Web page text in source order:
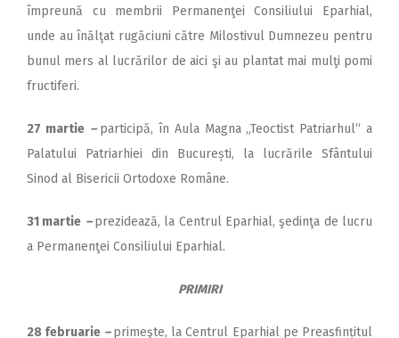
împreună cu membrii Permanenţei Consiliului Eparhial,
unde au înălţat rugăciuni către Milostivul Dumnezeu pentru
bunul mers al lucrărilor de aici şi au plantat mai mulţi pomi
fructiferi.
27 martie – participă, în Aula Magna „Teoctist Patriarhul“ a
Palatului Patriarhiei din București, la lucrările Sfântului
Sinod al Bisericii Ortodoxe Române.
31 martie –prezidează, la Centrul Eparhial, şedinţa de lucru
a Permanenţei Consiliului Eparhial.
PRIMIRI
28 februarie –primeşte, la Centrul Eparhial pe Preasfințitul